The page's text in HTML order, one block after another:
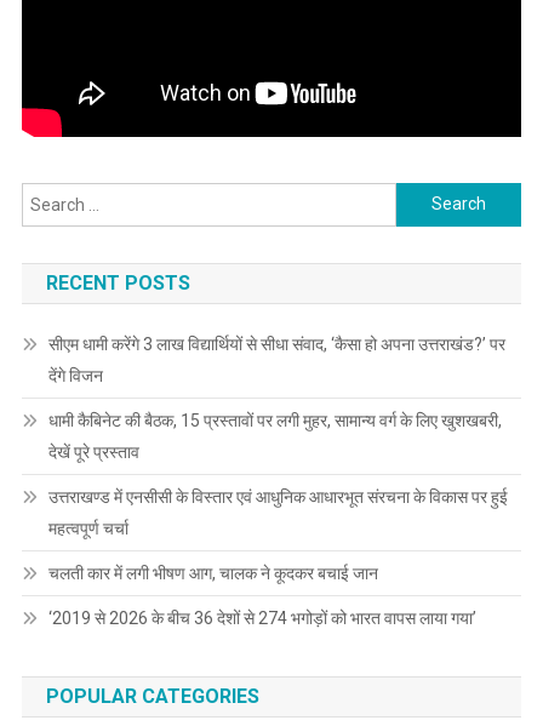
Search
for:
RECENT POSTS
सीएम धामी करेंगे 3 लाख विद्यार्थियों से सीधा संवाद, ‘कैसा हो अपना उत्तराखंड?’ पर
देंगे विजन
धामी कैबिनेट की बैठक, 15 प्रस्तावों पर लगी मुहर, सामान्य वर्ग के लिए खुशखबरी,
देखें पूरे प्रस्ताव
उत्तराखण्ड में एनसीसी के विस्तार एवं आधुनिक आधारभूत संरचना के विकास पर हुई
महत्वपूर्ण चर्चा
चलती कार में लगी भीषण आग, चालक ने कूदकर बचाई जान
‘2019 से 2026 के बीच 36 देशों से 274 भगोड़ों को भारत वापस लाया गया’
POPULAR CATEGORIES